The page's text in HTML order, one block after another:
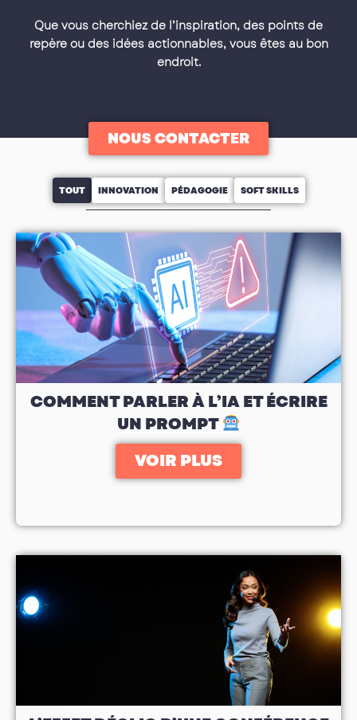
Que vous cherchiez de l’inspiration, des points de
repère ou des idées actionnables, vous êtes au bon
endroit.
NOUS CONTACTER
INNOVATION PÉDAGOGIE SOFT SKILLS
TOUT
COMMENT PARLER À L’IA ET ÉCRIRE
UN PROMPT
VOIR PLUS